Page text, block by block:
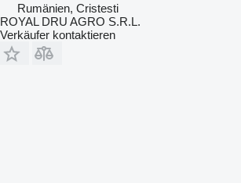
Rumänien, Cristesti
ROYAL DRU AGRO S.R.L.
Verkäufer kontaktieren